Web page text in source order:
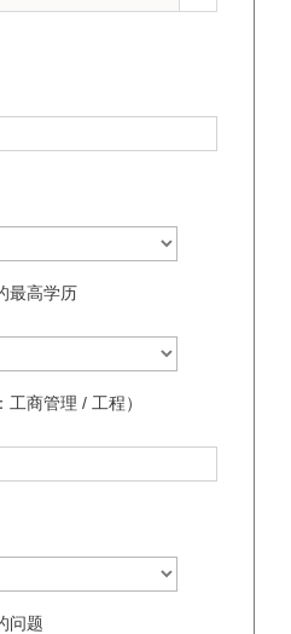
最高学历
商管理 / 工程）
问题